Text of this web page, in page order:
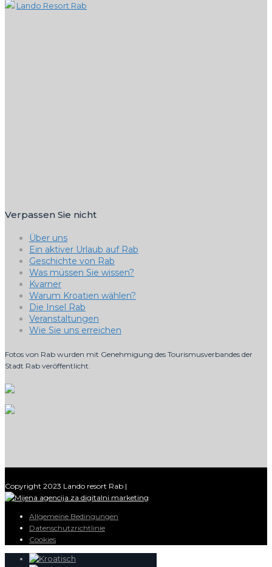
Lando Resort Rab
Verpassen Sie nicht
Über uns
Ein aktiver Urlaub auf Rab
Geschichte von Rab
Was müssen Sie wissen?
Kvarner
Warum Kroatien wählen?
Die Insel Rab
Veranstaltungen
Wie Sie uns erreichen
Fotos von Rab wurden mit Genehmigung des Tourismusverbandes der
Stadt Rab veröffentlicht.
Copyright 2023 Lando resort Rab |
Allgemeine Bedingungen
Datenschutzrichtlinie
Cookies